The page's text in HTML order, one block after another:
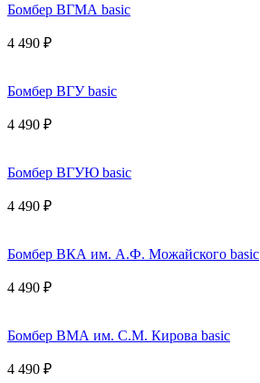
Бомбер ВГМА basic
4 490 ₽
Бомбер ВГУ basic
4 490 ₽
Бомбер ВГУЮ basic
4 490 ₽
Бомбер ВКА им. А.Ф. Можайского basic
4 490 ₽
Бомбер ВМА им. С.М. Кирова basic
4 490 ₽